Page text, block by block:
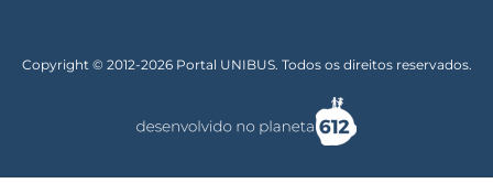
Copyright © 2012-2026 Portal UNIBUS. Todos os direitos reservados.